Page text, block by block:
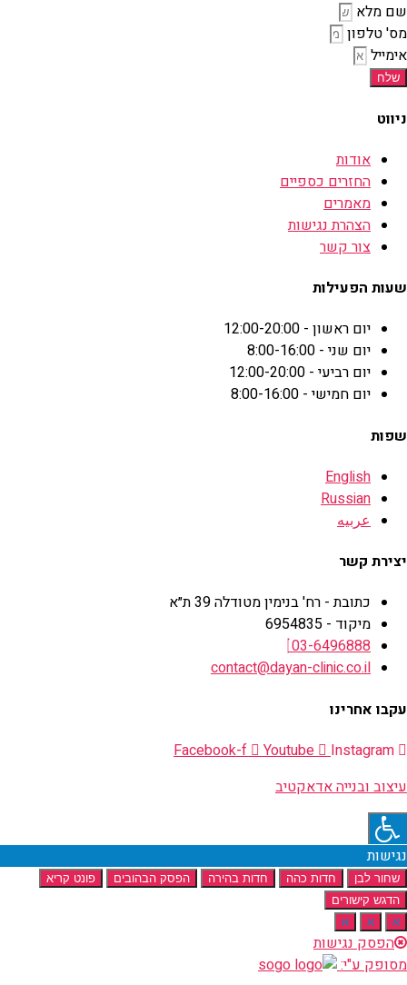
שם מלא
מס' טלפון
אימייל
שלח
ניווט
אודות
החזרים כספיים
מאמרים
הצהרת נגישות
צור קשר
שעות הפעילות
יום ראשון - 12:00-20:00
יום שני - 8:00-16:00
יום רביעי - 12:00-20:00
יום חמישי - 8:00-16:00
שפות
English
Russian
عربيه
יצירת קשר
כתובת - רח' בנימין מטודלה 39 ת״א
מיקוד - 6954835
03-6496888
contact@dayan-clinic.co.il
עקבו אחרינו
Facebook-f
Youtube
Instagram
עיצוב ובנייה אדאקטיב
נגישות
שחור לבן חדות כהה חדות בהירה הפסק הבהובים
פונט קריא
הדגש קישורים
א
א א
הפסק נגישות
מסופק ע"י: